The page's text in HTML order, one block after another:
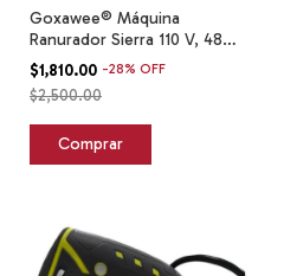
Goxawee® Máquina
Ranurador Sierra 110 V, 4800
W
$1,810.00 -28% OFF
$2,500.00